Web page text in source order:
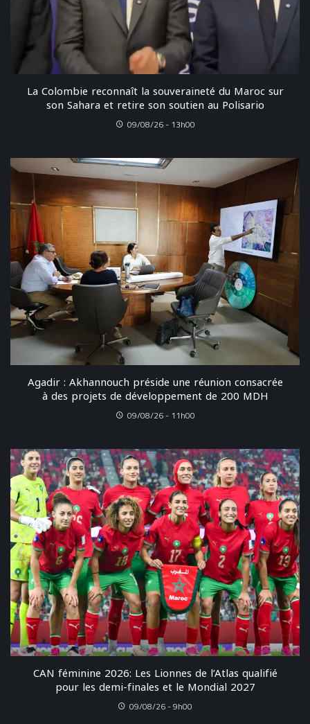
La Colombie reconnaît la souveraineté du Maroc sur
son Sahara et retire son soutien au Polisario
09/08/26 - 13h00
Agadir : Akhannouch préside une réunion consacrée
à des projets de développement de 200 MDH
09/08/26 - 11h00
CAN féminine 2026: Les Lionnes de l’Atlas qualifié
pour les demi-finales et le Mondial 2027
09/08/26 - 9h00